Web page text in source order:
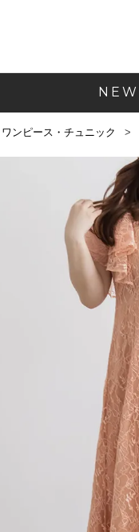
NEW
ワンピース・チュニック